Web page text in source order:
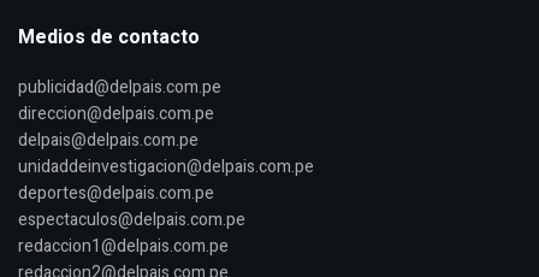
Medios de contacto
publicidad@delpais.com.pe
direccion@delpais.com.pe
delpais@delpais.com.pe
unidaddeinvestigacion@delpais.com.pe
deportes@delpais.com.pe
espectaculos@delpais.com.pe
redaccion1@delpais.com.pe